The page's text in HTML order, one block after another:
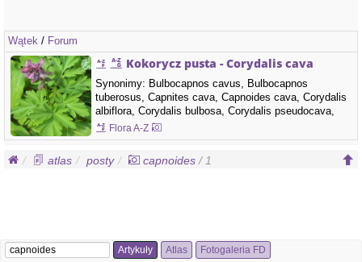
Wątek / Forum
Kokorycz pusta - Corydalis cava
Synonimy: Bulbocapnos cavus, Bulbocapnos
tuberosus, Capnites cava, Capnoides cava, Corydalis
albiflora, Corydalis bulbosa, Corydalis pseudocava,
Corydalis stummeri, Corydalis tuberosa, Fumaria
albiflora, Fumaria bulbosa var. cava, Fumaria cava,
Rodzina: Papaveraceae - makowate Kolor kwiatów:
Flora A-Z
atlas posty capnoides / 1
Artykuły Atlas Fotogaleria FD